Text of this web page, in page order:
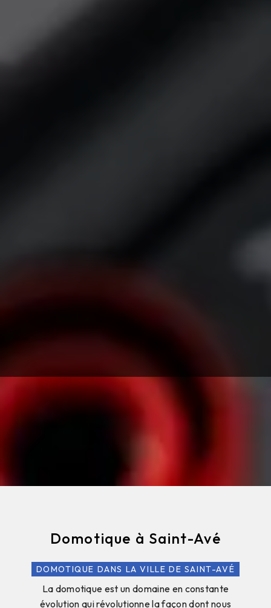
Domotique à Saint-Avé
DOMOTIQUE DANS LA VILLE DE SAINT-AVÉ
La domotique est un domaine en constante
évolution qui révolutionne la façon dont nous